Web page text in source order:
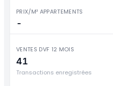
PRIX/M² APPARTEMENTS
-
VENTES DVF 12 MOIS
41
Transactions enregistrées